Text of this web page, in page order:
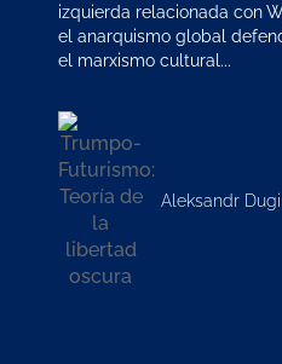
izquierda relacionada con
el anarquismo global
el marxismo cultural...
Aleksandr